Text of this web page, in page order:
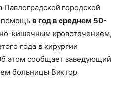
Павлоградской городской
помощь в год в среднем 50-
кишечным кровотечением,
года в хирургии
этом сообщает заведующий
больницы Виктор